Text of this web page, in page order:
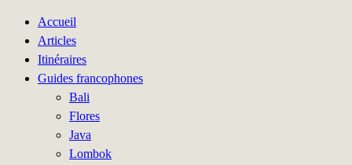
Accueil
Articles
Itinéraires
Guides francophones
Bali
Flores
Java
Lombok